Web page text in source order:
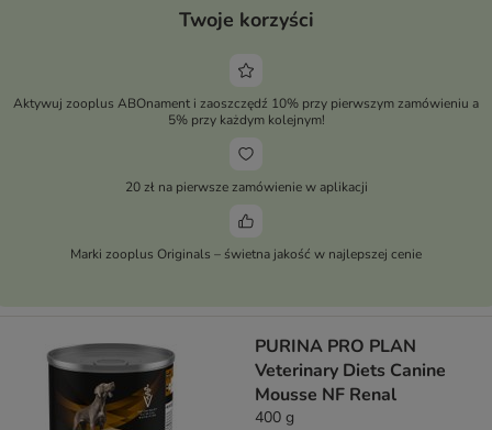
Twoje korzyści
Aktywuj zooplus ABOnament i zaoszczędź 10% przy pierwszym zamówieniu a
5% przy każdym kolejnym!
20 zł na pierwsze zamówienie w aplikacji
Marki zooplus Originals – świetna jakość w najlepszej cenie
PURINA PRO PLAN
Veterinary Diets Canine
Mousse NF Renal
400 g